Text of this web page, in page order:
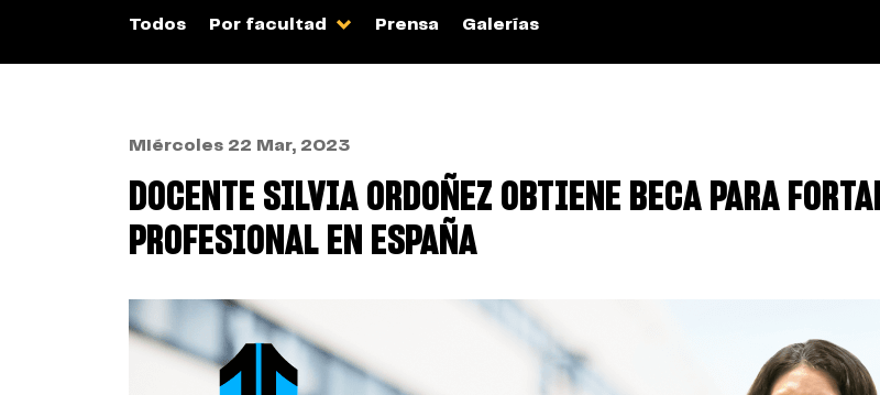
Todos Por facultad Prensa Galerías
Miércoles 22 Mar, 2023
DOCENTE SILVIA ORDOÑEZ OBTIENE BECA PARA
PROFESIONAL EN ESPAÑA